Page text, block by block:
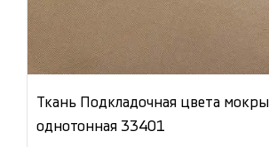
Ткань Подкладочная цвета
однотонная 33401